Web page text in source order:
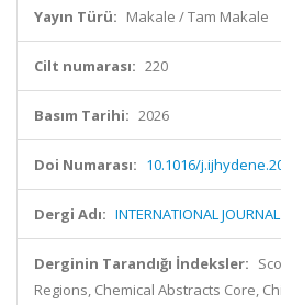
Yayın Türü: Makale / Tam Makale
Cilt numarası: 220
Basım Tarihi: 2026
Doi Numarası: 10.1016/
Dergi Adı: INTERNATIONAL
Derginin Tarandığı İndeksler:
Regions, Chemical Abstracts Core,